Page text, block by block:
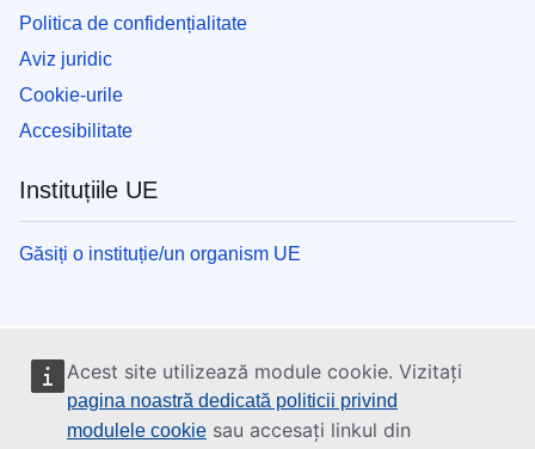
Acest site utilizează module cookie. Vizitați
pagina noastră dedicată politicii privind
modulele cookie sau accesați linkul din
Politica de confidențialitate
Aviz juridic
Cookie-urile
Accesibilitate
Instituțiile UE
Găsiți o instituție/un organism UE